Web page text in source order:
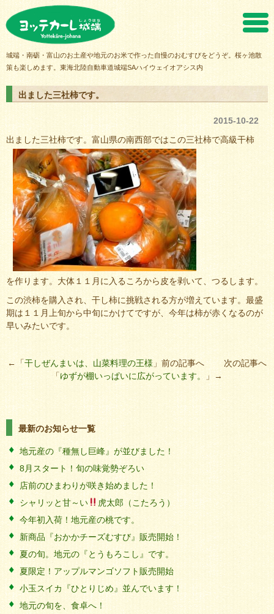
城端・南砺・富山のお土産や地元のお米で作った自慢のおむすびをどうぞ。桜ヶ池散
策も楽しめます。東海北陸自動車道城端SAハイウェイオアシス内
出ました三社柿です。
2015-10-22
出ました三社柿です。富山県の南西部ではこの三社柿で高級干柿
を作ります。大体１１月に入るころから皮を剥いて、つるします。
この渋柿を購入され、干し柿に挑戦される方が増えています。最盛
期は１１月上旬から中旬にかけてですが、今年は柿が赤くなるのが
早いみたいです。
←「干しぜんまいは、山菜料理の王様 」前の記事へ 次の記事へ
「ゆずが棚いっぱいに広がっています。 」→
最新のお知らせ一覧
地元産の『種無し巨峰』が並びました！
8月スタート！旬の味覚勢ぞろい
店前のひまわりが咲き始めました！
シャリッと甘～い
虎太郎（こたろう）
今年初入荷！地元産の桃です。
新商品『おかかチーズむすび』販売開始！
夏の旬。地元の『とうもろこし』です。
夏限定！アップルマンゴソフト販売開始
小玉スイカ『ひとりじめ』並んでいます！
地元の旬を、食卓へ！